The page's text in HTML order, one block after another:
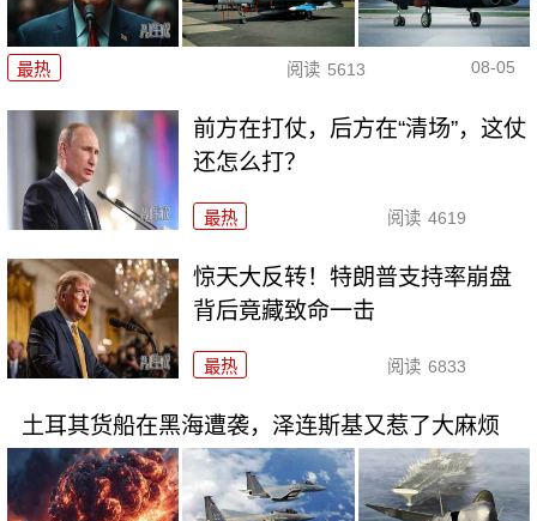
最热 阅读 5613 08-05
前方在打仗，后方在“清场”，这仗
还怎么打？
最热 阅读 4619
惊天大反转！特朗普支持率崩盘
背后竟藏致命一击
最热 阅读 6833
土耳其货船在黑海遭袭，泽连斯基又惹了大麻烦